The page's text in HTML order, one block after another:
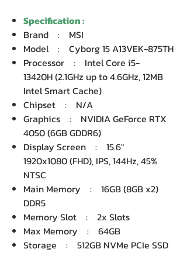
Specification :
Brand : MSI
Model : Cyborg 15 A13VEK-875TH
Processor : Intel Core i5-
13420H (2.1GHz up to 4.6GHz, 12MB
Intel Smart Cache)
Chipset : N/A
Graphics : NVIDIA GeForce RTX
4050 (6GB GDDR6)
Display Screen : 15.6"
1920x1080 (FHD), IPS, 144Hz, 45%
NTSC
Main Memory : 16GB (8GB x2)
DDR5
Memory Slot : 2x Slots
Max Memory : 64GB
Storage : 512GB NVMe PCIe SSD